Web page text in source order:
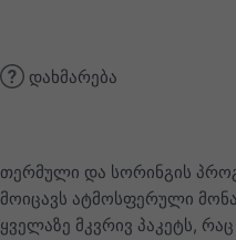
დახმარება
თერმული და სორინგის
მოიცავს ატმოსფერული
ყველაზე მკვრივ პაკეტს, რაც